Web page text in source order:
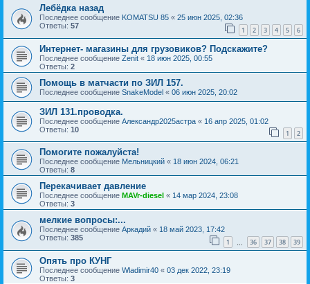
Лебёдка назад
Последнее сообщение KOMATSU 85 « 25 июн 2025, 02:36
Ответы: 57 1 2 3 4 5 6
Интернет- магазины для грузовиков? Подскажите?
Последнее сообщение Zenit « 18 июн 2025, 00:55
Ответы: 2
Помощь в матчасти по ЗИЛ 157.
Последнее сообщение SnakeModel « 06 июн 2025, 20:02
ЗИЛ 131.проводка.
Последнее сообщение Александр2025астра « 16 апр 2025, 01:02
Ответы: 10 1 2
Помогите пожалуйста!
Последнее сообщение Мельницкий « 18 июн 2024, 06:21
Ответы: 8
Перекачивает давление
Последнее сообщение MAVr-diesel « 14 мар 2024, 23:08
Ответы: 3
мелкие вопросы:...
Последнее сообщение Аркадий « 18 май 2023, 17:42
Ответы: 385 1 36 37 38 39
Опять про КУНГ
Последнее сообщение Wladimir40 « 03 дек 2022, 23:19
Ответы: 3